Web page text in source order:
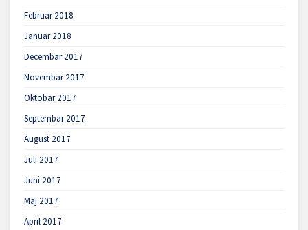
Februar 2018
Januar 2018
Decembar 2017
Novembar 2017
Oktobar 2017
Septembar 2017
August 2017
Juli 2017
Juni 2017
Maj 2017
April 2017